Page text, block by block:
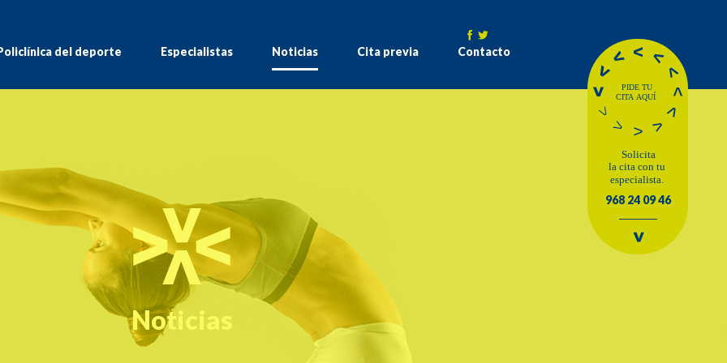
del deporte Especialistas Noticias Cita previa Contacto
968 24 09 46
Noticias